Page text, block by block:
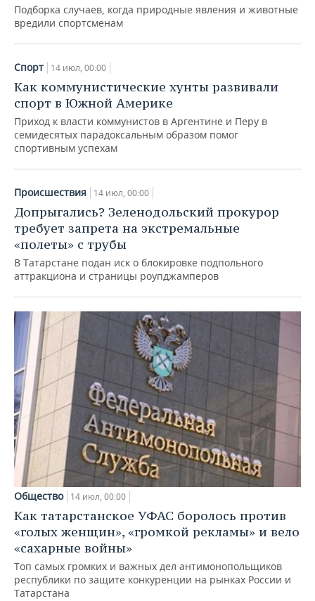
Подборка случаев, когда природные явления и животные
вредили спортсменам
Спорт 14 июл, 00:00
Как коммунистические хунты развивали
спорт в Южной Америке
Приход к власти коммунистов в Аргентине и Перу в
семидесятых парадоксальным образом помог
спортивным успехам
Происшествия 14 июл, 00:00
Допрыгались? Зеленодольский прокурор
требует запрета на экстремальные
«полеты» с трубы
В Татарстане подан иск о блокировке подпольного
аттракциона и страницы роупджамперов
Общество 14 июл, 00:00
Как татарстанское УФАС боролось против
«голых женщин», «громкой рекламы» и вело
«сахарные войны»
Топ самых громких и важных дел антимонопольщиков
республики по защите конкуренции на рынках России и
Татарстана